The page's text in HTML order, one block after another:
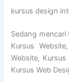
kursus design
Sedang
Kursus
Website,
Kursus Web